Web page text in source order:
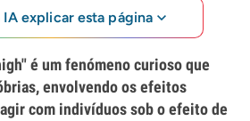
IA explicar esta página
é um fenómeno curioso que
envolvendo os efeitos
com indivíduos sob o efeito de